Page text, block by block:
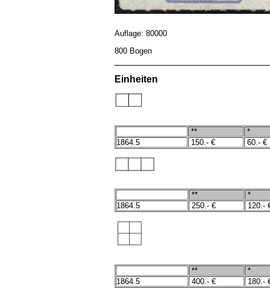
Auflage: 80000
800 Bogen
Einheiten
**
*
1864.5
150 .- € 60 .-
**
*
1864.5
250.- € 120.-
**
*
1864.5
400 .- € 180 .-